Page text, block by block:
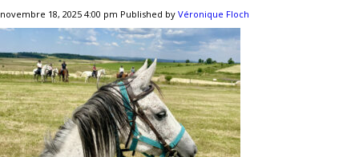
novembre 18, 2025 4:00 pm Published by Véronique Floch